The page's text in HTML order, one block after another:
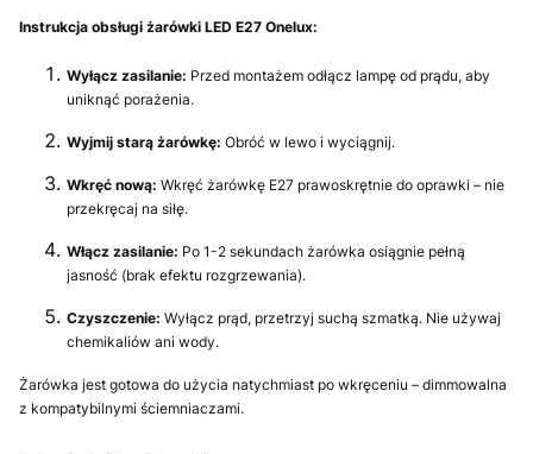
Instrukcja obsługi żarówki LED E27 Onelux:
Wyłącz zasilanie: Przed montażem odłącz lampę od prądu, aby
uniknąć porażenia.
Wyjmij starą żarówkę: Obróć w lewo i wyciągnij.
Wkręć nową: Wkręć żarówkę E27 prawoskrętnie do oprawki – nie
przekręcaj na siłę.
Włącz zasilanie: Po 1-2 sekundach żarówka osiągnie pełną
jasność (brak efektu rozgrzewania).
Czyszczenie: Wyłącz prąd, przetrzyj suchą szmatką. Nie używaj
chemikaliów ani wody.
Żarówka jest gotowa do użycia natychmiast po wkręceniu – dimmowalna
z kompatybilnymi ściemniaczami.